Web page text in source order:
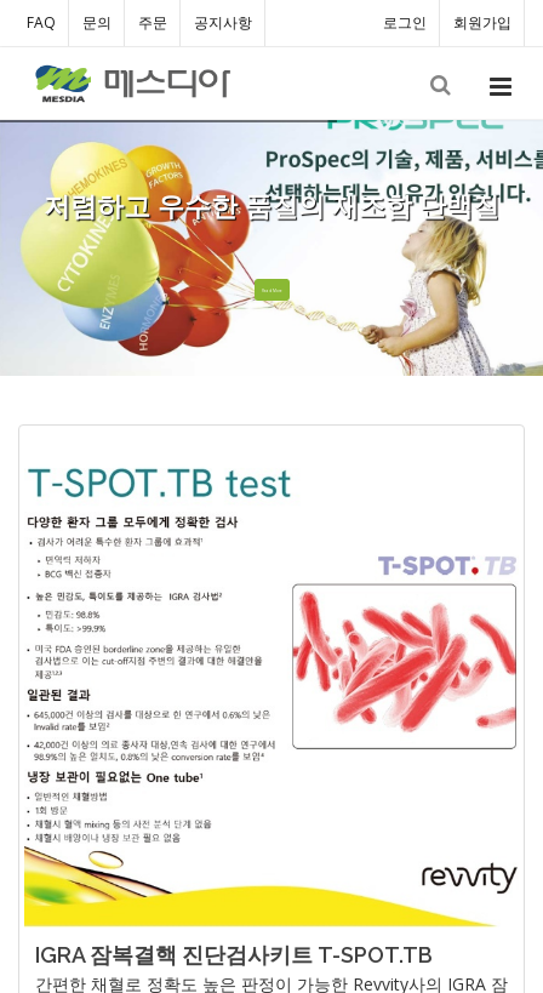
로그인 회원가입
FAQ 문의 주문 공지사항
저렴하고 우수한 품질의 재조합 단백질
Read More
IGRA 잠복결핵 진단검사키트 T-SPOT.TB
간편한 채혈로 정확도 높은 판정이 가능한 Revvity사의 IGRA 잠